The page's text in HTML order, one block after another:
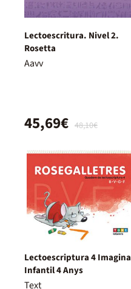
Lectoescritura. Nivel 2.
Rosetta
Aavv
48,10€
45,69€
Lectoescriptura 4 Imagina
Infantil 4 Anys
Text